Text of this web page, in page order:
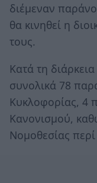
διέμεναν
θα κινηθεί η
τους.
Κατά τη
συνολικά 78
Κυκλοφορίας, 4
Κανονισμού,
Νομοθεσίας